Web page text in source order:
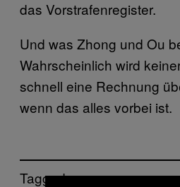
das Vorstrafenregister.
Und was Zhong und Ou
Wahrscheinlich wird
schnell eine Rechnung
wenn das alles vorbei ist.
Tagged: